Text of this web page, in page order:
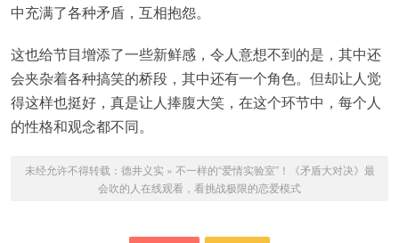
中充满了各种矛盾，互相抱怨。
这也给节目增添了一些新鲜感，令人意想不到的是，其中还
会夹杂着各种搞笑的桥段，其中还有一个角色。但却让人觉
得这样也挺好，真是让人捧腹大笑，在这个环节中，每个人
的性格和观念都不同。
未经允许不得转载： 德井义实 » 不一样的“爱情实验室”！《矛盾大对决》最
会吹的人在线观看，看挑战极限的恋爱模式